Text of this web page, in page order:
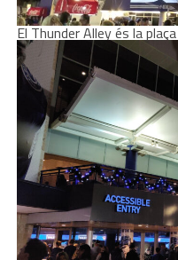
El Thunder Alley és la